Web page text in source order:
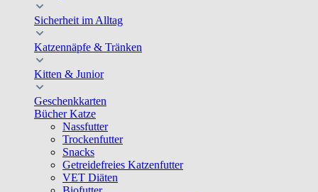
Sicherheit im Alltag
Katzennäpfe & Tränken
Kitten & Junior
Geschenkkarten
Bücher Katze
Nassfutter
Trockenfutter
Snacks
Getreidefreies Katzenfutter
VET Diäten